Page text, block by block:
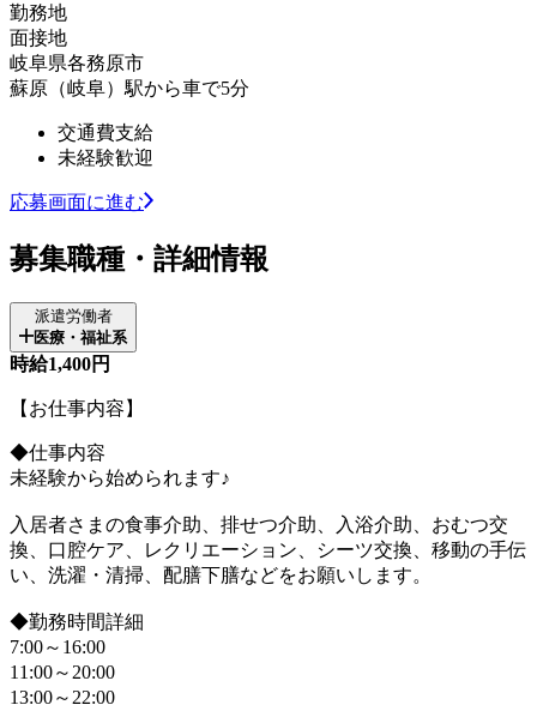
勤務地
面接地
岐阜県各務原市
蘇原（岐阜）駅から車で5分
交通費支給
未経験歓迎
応募画面に進む
募集職種・詳細情報
派遣労働者
医療・福祉系
時給1,400円
【お仕事内容】
◆仕事内容
未経験から始められます♪
入居者さまの食事介助、排せつ介助、入浴介助、おむつ交
換、口腔ケア、レクリエーション、シーツ交換、移動の手伝
い、洗濯・清掃、配膳下膳などをお願いします。
◆勤務時間詳細
7:00～16:00
11:00～20:00
13:00～22:00